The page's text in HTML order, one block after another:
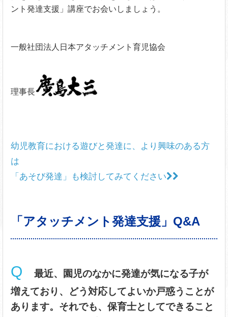
ント発達支援」講座でお会いしましょう。
一般社団法人日本アタッチメント育児協会
理事長
幼児教育における遊びと発達に、より興味のある方
は
「あそび発達」も検討してみてください
「アタッチメント発達支援」Q&A
Q
最近、園児のなかに発達が気になる子が
増えており、どう対応してよいか戸惑うことが
あります。それでも、保育士としてできること